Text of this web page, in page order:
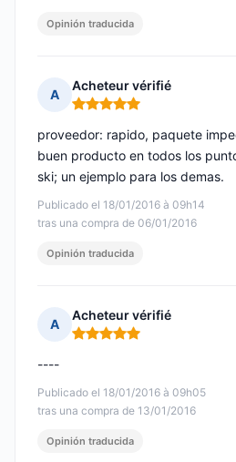
Opinión traducida
A
Acheteur vérifié
Nota: 5 de 5
Publicado el 18/01/2016 à 09h14
tras una compra de 06/01/2016
proveedor: rapido, paquete
buen producto en todos los
ski; un ejemplo para los demas.
Opinión traducida
A
Acheteur vérifié
Nota: 5 de 5
Publicado el 18/01/2016 à 09h05
tras una compra de 13/01/2016
----
Opinión traducida